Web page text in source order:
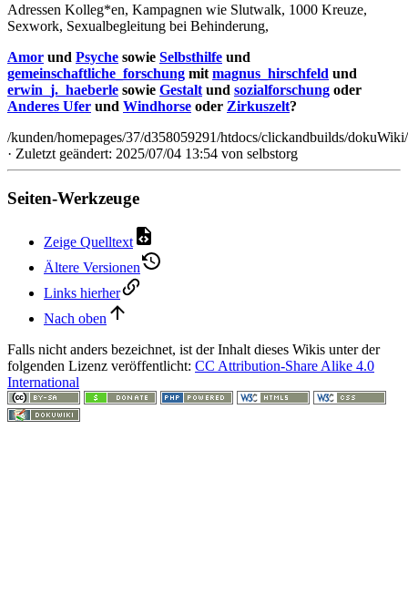
Adressen Kolleg*en, Kampagnen wie Slutwalk, 1000 Kreuze,
Sexwork, Sexualbegleitung bei Behinderung,
Amor und Psyche sowie Selbsthilfe und
gemeinschaftliche_forschung mit magnus_hirschfeld und
erwin_j._haeberle sowie Gestalt und sozialforschung oder
Anderes Ufer und Windhorse oder Zirkuszelt?
/kunden/homepages/37/d358059291/htdocs/clickandbuilds/
· Zuletzt geändert: 2025/07/04 13:54 von selbstorg
Seiten-Werkzeuge
Zeige Quelltext
Ältere Versionen
Links hierher
Nach oben
Falls nicht anders bezeichnet, ist der Inhalt dieses Wikis unter der
folgenden Lizenz veröffentlicht: CC Attribution-Share Alike 4.0
International